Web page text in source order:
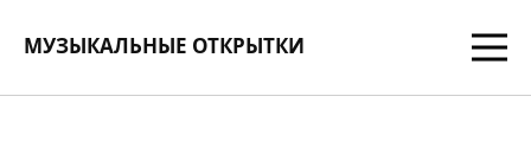
МУЗЫКАЛЬНЫЕ ОТКРЫТКИ